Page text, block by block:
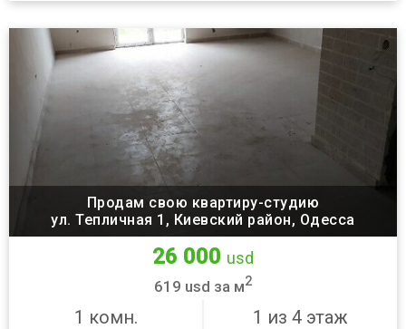
Продам свою квартиру-студию
ул. Тепличная 1, Киевский район, Одесса
26 000 usd
619 usd за м2
1 комн.
1 из 4 этаж